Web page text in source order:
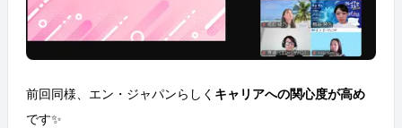
前回同様、エン・ジャパンらしく キャリアへの関心度が高め
です✨